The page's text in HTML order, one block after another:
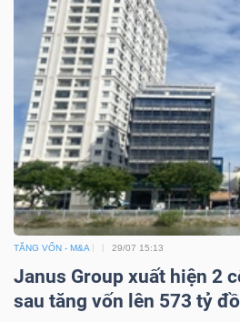
TĂNG VỐN - M&A 29/07 15:13
Janus Group xuất hiện 2
sau tăng vốn lên 573 tỷ
BẤT
ĐỘNG
SẢN
Mã
chứng
khoán
(-)
Tất cả Cổ phiếu Chỉ số
Lãnh
đạo